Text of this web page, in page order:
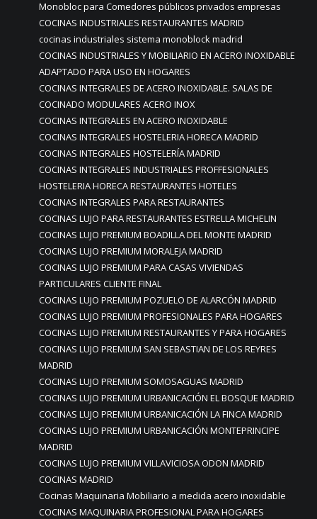
Monobloc para Comedores públicos privados empresas
COCINAS INDUSTRIALES RESTAURANTES MADRID
cocinas industriales sistema monoblock madrid
COCINAS INDUSTRIALES Y MOBILIARIO EN ACERO INOXIDABLE
ADAPTADO PARA USO EN HOGARES
COCINAS INTEGRALES DE ACERO INOXIDABLE. SALAS DE
COCINADO MODULARES ACERO INOX
COCINAS INTEGRALES EN ACERO INOXIDABLE
COCINAS INTEGRALES HOSTELERIA HORECA MADRID
COCINAS INTEGRALES HOSTELERÍA MADRID
COCINAS INTEGRALES INDUSTRIALES PROFFESIONALES
HOSTELERIA HORECA RESTAURANTES HOTELES
COCINAS INTEGRALES PARA RESTAURANTES
COCINAS LUJO PARA RESTAURANTES ESTRELLA MICHELIN
COCINAS LUJO PREMIUM BOADILLA DEL MONTE MADRID
COCINAS LUJO PREMIUM MORALEJA MADRID
COCINAS LUJO PREMIUM PARA CASAS VIVIENDAS
PARTICULARES CLIENTE FINAL
COCINAS LUJO PREMIUM POZUELO DE ALARCÓN MADRID
COCINAS LUJO PREMIUM PROFESIONALES PARA HOGARES
COCINAS LUJO PREMIUM RESTAURANTES Y PARA HOGARES
COCINAS LUJO PREMIUM SAN SEBASTIAN DE LOS REYRES
MADRID
COCINAS LUJO PREMIUM SOMOSAGUAS MADRID
COCINAS LUJO PREMIUM URBANICACIÓN EL BOSQUE MADRID
COCINAS LUJO PREMIUM URBANICACIÓN LA FINCA MADRID
COCINAS LUJO PREMIUM URBANICACIÓN MONTEPRINCIPE
MADRID
COCINAS LUJO PREMIUM VILLAVICIOSA ODON MADRID
COCINAS MADRID
Cocinas Maquinaria Mobiliario a medida acero inoxidable
COCINAS MAQUINARIA PROFESIONAL PARA HOGARES